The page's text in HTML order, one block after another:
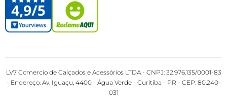
LV7 Comercio de Calçados e Acessórios LTDA - CNPJ: 32.976.135/0001-83
- Endereço: Av. Iguaçu, 4400 - Água Verde - Curitiba - PR - CEP: 80.240-
031